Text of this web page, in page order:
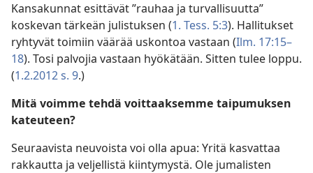
Kansakunnat esittävät ”rauhaa ja turvallisuutta”
koskevan tärkeän julistuksen (1. Tess. 5:3). Hallitukset
ryhtyvät toimiin väärää uskontoa vastaan (Ilm. 17:15–
18). Tosi palvojia vastaan hyökätään. Sitten tulee loppu.
(1.2.2012 s. 9.)
Mitä voimme tehdä voittaaksemme taipumuksen
kateuteen?
Seuraavista neuvoista voi olla apua: Yritä kasvattaa
rakkautta ja veljellistä kiintymystä. Ole jumalisten